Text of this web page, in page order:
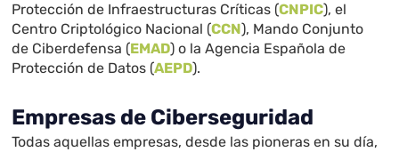
Protección de Infraestructuras Críticas (CNPIC), el
Centro Criptológico Nacional (CCN), Mando Conjunto
de Ciberdefensa (EMAD) o la Agencia Española de
Protección de Datos (AEPD).
Empresas de Ciberseguridad
Todas aquellas empresas, desde las pioneras en su día,